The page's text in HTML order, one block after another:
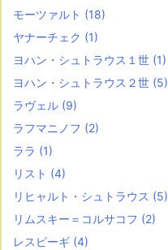
モーツァルト (18)
ヤナーチェク (1)
ヨハン・シュトラウス１世 (1)
ヨハン・シュトラウス２世 (5)
ラヴェル (9)
ラフマニノフ (2)
ララ (1)
リスト (4)
リヒャルト・シュトラウス (5)
リムスキー＝コルサコフ (2)
レスピーギ (4)